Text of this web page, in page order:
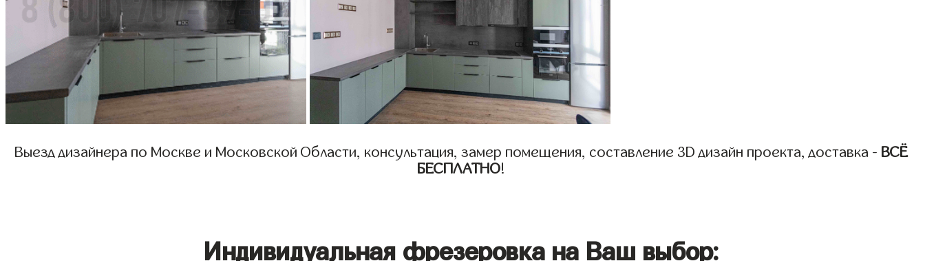
Выезд дизайнера по Москве и Московской Области, консультация, замер помещения, составление 3D дизайн проекта, доставка - ВСЁ
БЕСПЛАТНО!
Индивидуальная фрезеровка на Ваш выбор: